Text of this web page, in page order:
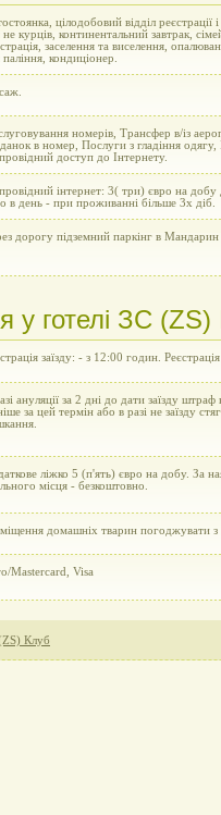
цілодобовий відділ
не курців, континентальний завтрак,
заселення та виселення,
паління, кондиціонер.
номерів, Трансфер в/із
в номер, Послуги з гладіння
доступ до Інтернету.
інтернет: 3( три) євро на
в день - при проживанні більше 3х діб.
дорогу підземний паркінг в
у готелі ЗС (ZS)
заїзду: - з 12:00 годин.
ануляції за 2 дні до дати заїзду штраф
за цей термін або в разі не заїзду
ліжко 5 (п'ять) євро на добу. За
місця - безкоштовно.
домашніх тварин погоджувати з
Mastercard, Visa
Клуб